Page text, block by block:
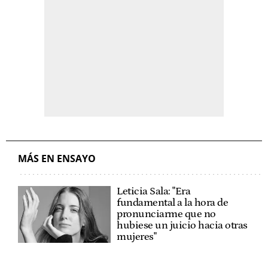
MÁS EN ENSAYO
Leticia Sala: "Era
fundamental a la hora de
pronunciarme que no
hubiese un juicio hacia otras
mujeres"